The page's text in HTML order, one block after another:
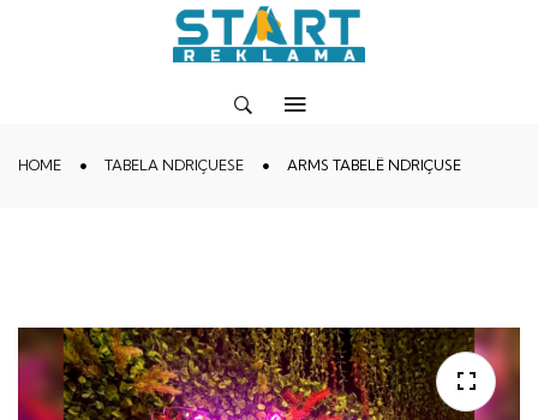
HOME TABELA NDRIÇUESE ARMS TABELË NDRIÇUSE